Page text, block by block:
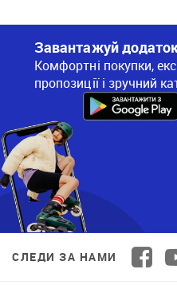
Завантажуй
Комфортні покупки,
пропозиції і зручний
СЛЕДИ ЗА НАМИ